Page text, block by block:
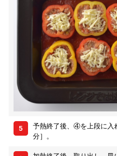
5
予熱終了後、④を上段に
分］。